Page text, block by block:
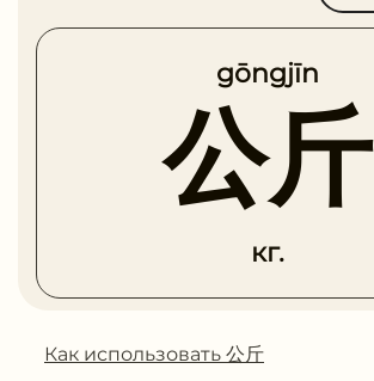
gōngjīn
公斤
кг.
Как использовать 公斤